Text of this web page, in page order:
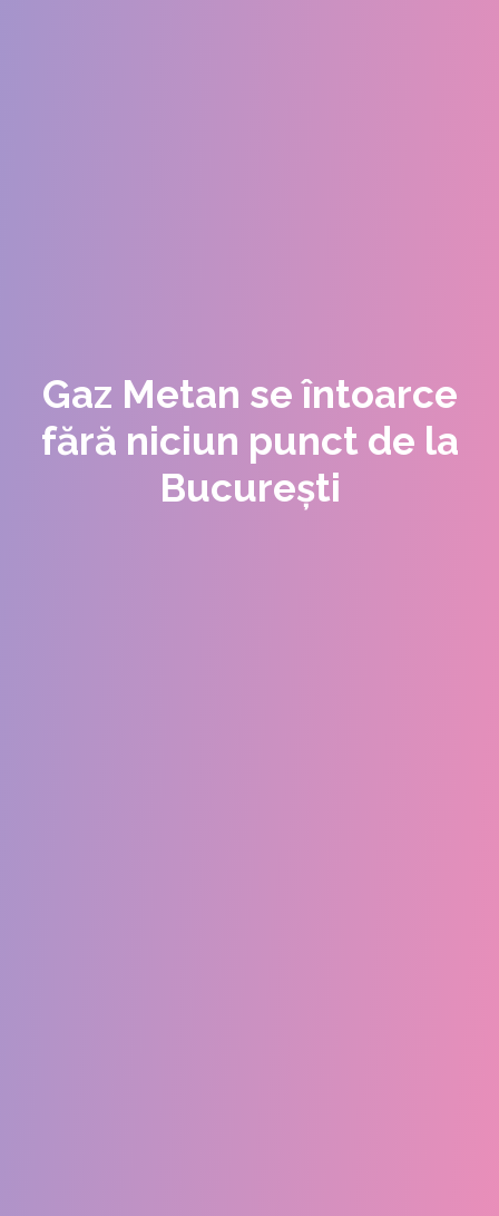
Gaz Metan se întoarce
fără niciun punct de la
București